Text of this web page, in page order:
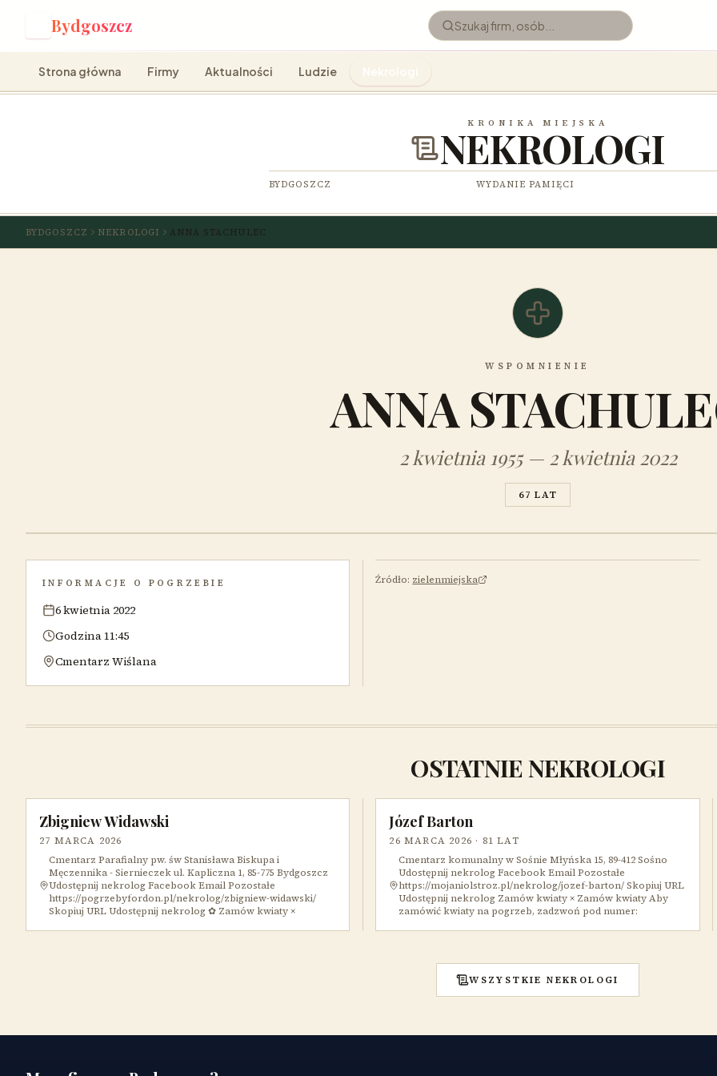
Bydgoszcz
Strona główna Firmy Aktualności Ludzie Nekrologi
KRONIKA MIEJSKA
NEKROLOGI
BYDGOSZCZ WYDANIE PAMIĘCI
BYDGOSZCZ NEKROLOGI ANNA STACHULEC
WSPOMNIENIE
ANNA
2 kwietnia 1955 — 2 kwietnia 2022
67 LAT
INFORMACJE O POGRZEBIE
6 kwietnia 2022
Godzina 11:45
Cmentarz Wiślana
Źródło: zielenmiejska
OSTATNIE NEKROLOGI
Zbigniew Widawski
27 MARCA 2026
Cmentarz Parafialny pw. św Stanisława Biskupa i
Męczennika - Siernieczek ul. Kapliczna 1, 85-775 Bydgoszcz
Udostępnij nekrolog Facebook Email Pozostałe
https://pogrzebyfordon.pl/nekrolog/zbigniew-widawski/
Skopiuj URL Udostępnij nekrolog ✿ Zamów kwiaty ×
Józef Barton
26 MARCA 2026 · 81 LAT
Cmentarz komunalny w Sośnie Młyńska 15, 89-412 Sośno
Udostępnij nekrolog Facebook Email Pozostałe
https://mojaniolstroz.pl/nekrolog/jozef-barton/ Skopiuj URL
Udostępnij nekrolog Zamów kwiaty × Zamów kwiaty Aby
zamówić kwiaty na pogrzeb, zadzwoń pod numer:
WSZYSTKIE NEKROLOGI